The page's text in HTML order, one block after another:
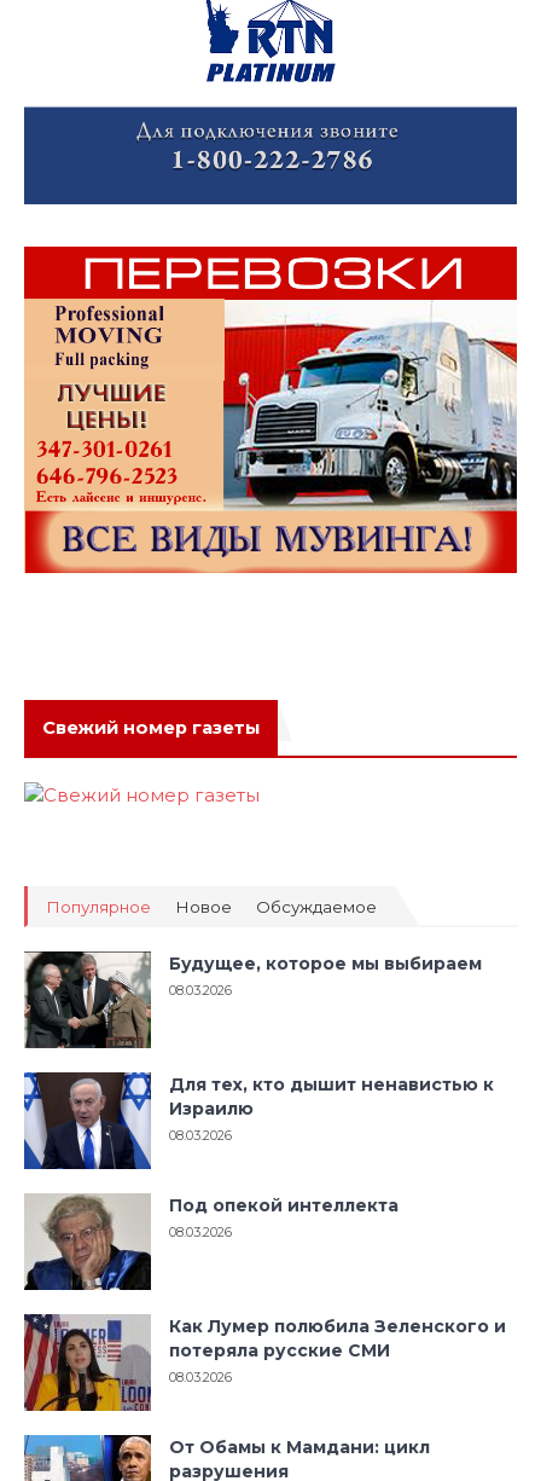
Свежий номер газеты
Популярное Новое Обсуждаемое
Будущее, которое мы выбираем
08.03.2026
Для тех, кто дышит ненавистью к
Израилю
08.03.2026
Под опекой интеллекта
08.03.2026
Как Лумер полюбила Зеленского и
потеряла русские СМИ
08.03.2026
От Обамы к Мамдани: цикл
разрушения